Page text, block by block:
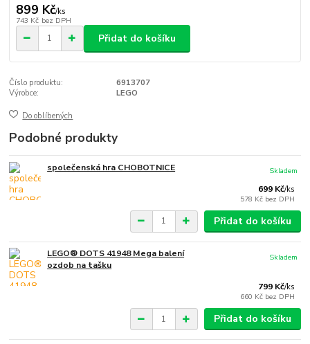
899 Kč/ks
743 Kč bez DPH
Přidat do košíku
Číslo produktu:
6913707
Výrobce:
LEGO
Do oblíbených
Podobné produkty
společenská hra CHOBOTNICE
699 Kč/ks
578 Kč bez DPH
Skladem
Přidat do košíku
LEGO® DOTS 41948 Mega balení
ozdob na tašku
799 Kč/ks
660 Kč bez DPH
Skladem
Přidat do košíku